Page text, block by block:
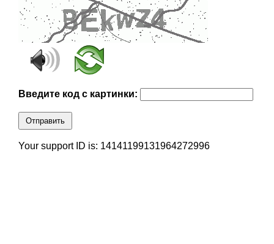
Введите код с картинки:
Отправить
Your support ID is: 14141199131964272996